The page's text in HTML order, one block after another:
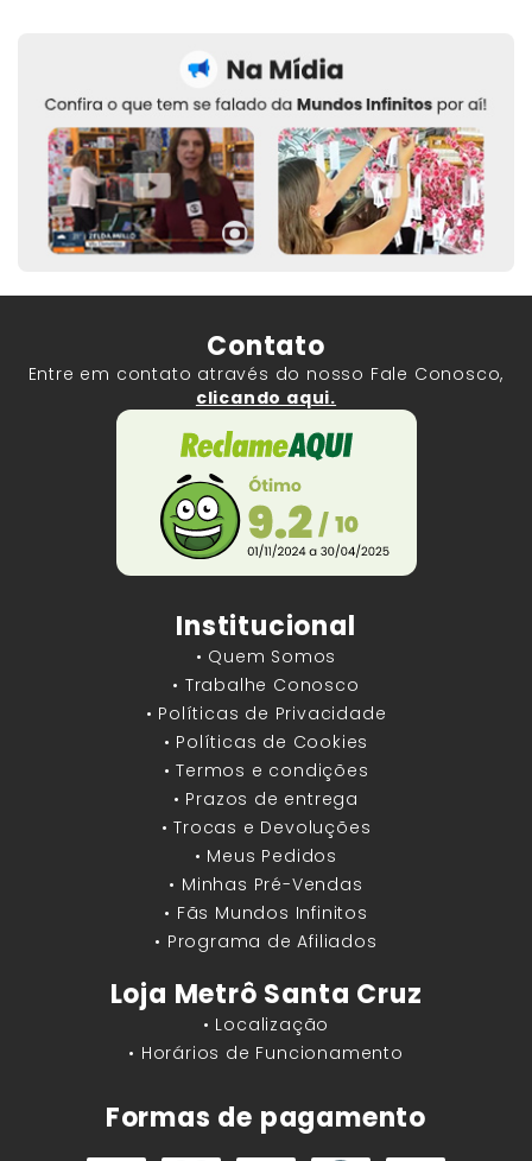
Contato
Entre em contato através do nosso Fale Conosco,
clicando aqui.
Institucional
• Quem Somos
• Trabalhe Conosco
• Políticas de Privacidade
• Políticas de Cookies
• Termos e condições
• Prazos de entrega
• Trocas e Devoluções
• Meus Pedidos
• Minhas Pré-Vendas
• Fãs Mundos Infinitos
• Programa de Afiliados
Loja Metrô Santa Cruz
• Localização
• Horários de Funcionamento
Formas de pagamento